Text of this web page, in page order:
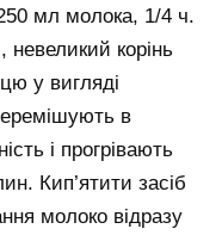
мл молока, 1/4 ч.
невеликий корінь
у вигляді
в
і прогрівають
Кип’ятити засіб
молоко відразу